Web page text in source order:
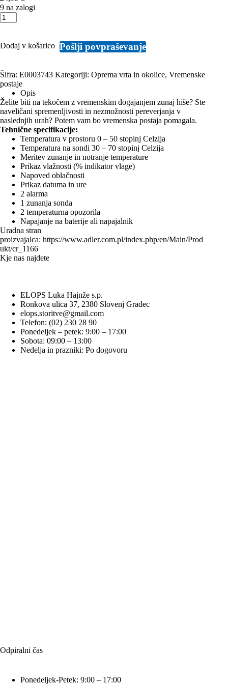
9 na zalogi
Camry
vremenska
količina
Dodaj v košarico Pošlji povpraševanje
Šifra: E0003743 Kategoriji: Oprema vrta in okolice, Vremenske
postaje
Opis
Želite biti na tekočem z vremenskim dogajanjem zunaj hiše? Ste
naveličani spremenljivosti in nezmožnosti pereverjanja v
naslednjih urah? Potem vam bo vremenska postaja pomagala.
Tehnične specifikacije:
Temperatura v prostoru 0 – 50 stopinj Celzija
Temperatura na sondi 30 – 70 stopinj Celzija
Meritev zunanje in notranje temperature
Prikaz vlažnosti (% indikator vlage)
Napoved oblačnosti
Prikaz datuma in ure
2 alarma
1 zunanja sonda
2 temperaturna opozorila
Napajanje na baterije ali napajalnik
Uradna stran
proizvajalca: https://www.adler.com.pl/index.php/en/Main/Prod
ukt/cr_1166
Kje nas najdete
ELOPS Luka Hajnže s.p.
Ronkova ulica 37, 2380 Slovenj Gradec
elops.storitve@gmail.com
Telefon: (02) 230 28 90
Ponedeljek – petek: 9:00 – 17:00
Sobota: 09:00 – 13:00
Nedelja in prazniki: Po dogovoru
Odpiralni čas
Ponedeljek-Petek: 9:00 – 17:00